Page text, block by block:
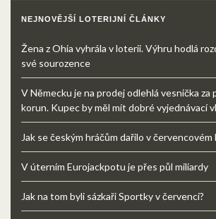
NEJNOVĚJŠÍ LOTERIJNÍ ČLÁNKY
Žena z Ohia vyhrála v loterii. Výhru hodlá
své sourozence
V Německu je na prodej odlehlá vesnička za
korun. Kupec by měl mít dobré vyjednávací
Jak se českým hráčům dařilo v
V úterním Eurojackpotu je přes půl miliardy
Jak na tom byli sázkaři Sportky v červenci?